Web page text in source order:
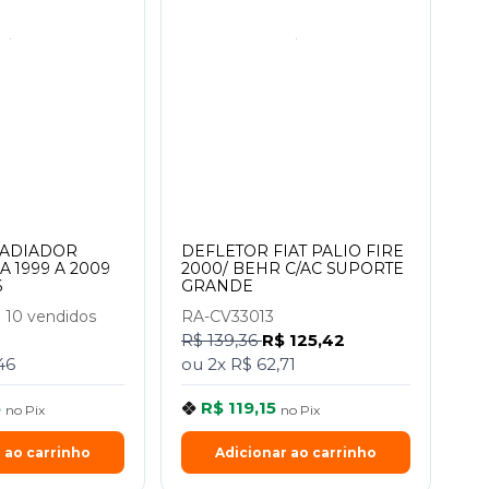
1999 A 2009
10 vendidos
no Pix
ao carrinho
DEFLETOR FIAT PALIO FIRE
2000/ BEHR C/AC SUPORTE
GRANDE
RA-CV33013
R$ 139,36R$ 125,42
ou 2x R$ 62,71
R$ 119,15 no Pix
Adicionar ao carrinho